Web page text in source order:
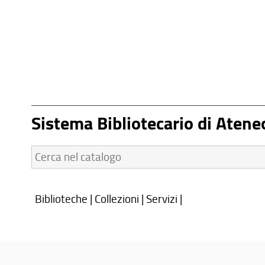
Sistema Bibliotecario di
Cerca
nel
Biblioteche | Collezioni | Servizi |